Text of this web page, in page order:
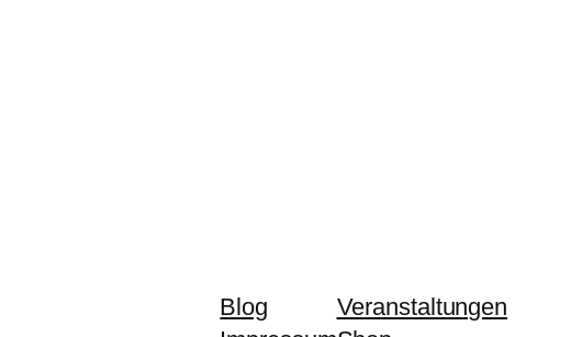
Blog
Veranstaltungen